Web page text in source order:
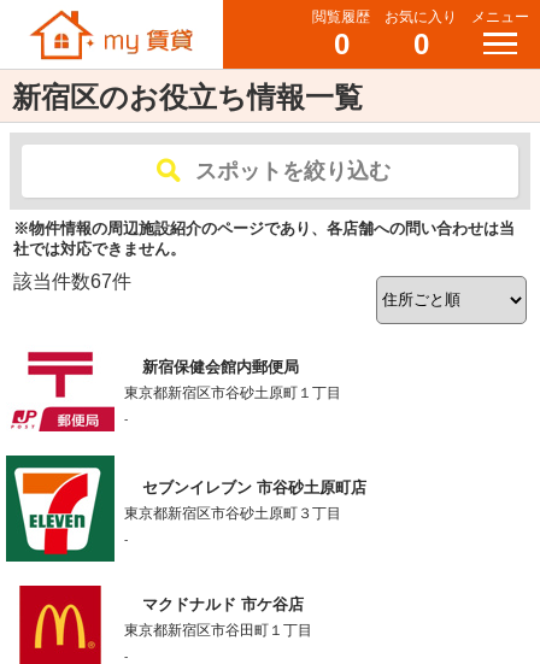
閲覧履歴
0
お気に入り
0
メニュー
新宿区のお役立ち情報一覧
スポットを絞り込む
※物件情報の周辺施設紹介のページであり、各店舗への問い合わせは当
社では対応できません。
該当件数67件
新宿保健会館内郵便局
東京都新宿区市谷砂土原町１丁目
-
セブンイレブン 市谷砂土原町店
東京都新宿区市谷砂土原町３丁目
-
マクドナルド 市ケ谷店
東京都新宿区市谷田町１丁目
-